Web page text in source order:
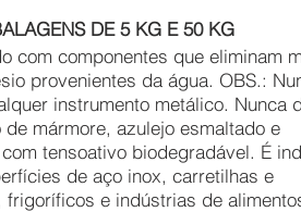
DE 5 KG E 50 KG
com componentes que eliminam
provenientes da água. OBS.:
instrumento metálico. Nunca
mármore, azulejo esmaltado e
tensoativo biodegradável. É
de aço inox, carretilhas e
e indústrias de